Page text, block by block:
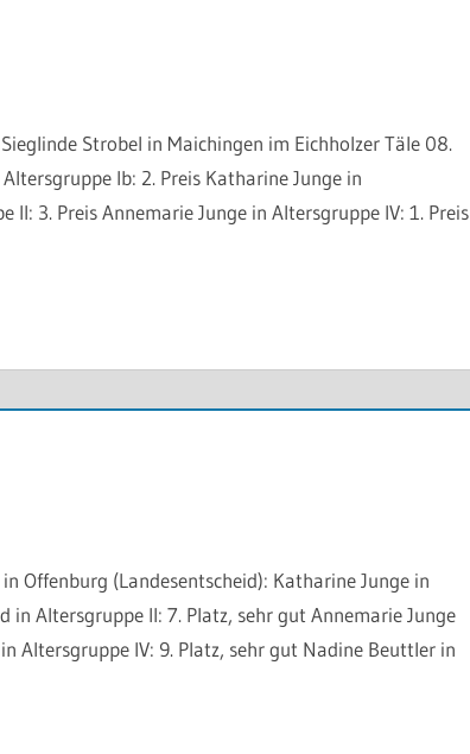
Strobel in Maichingen im Eichholzer Täle 08.
Ib: 2. Preis Katharine Junge in
II: 3. Preis Annemarie Junge in Altersgruppe IV: 1. Preis
Offenburg (Landesentscheid): Katharine Junge in
in Altersgruppe II: 7. Platz, sehr gut Annemarie Junge
Altersgruppe IV: 9. Platz, sehr gut Nadine Beuttler in